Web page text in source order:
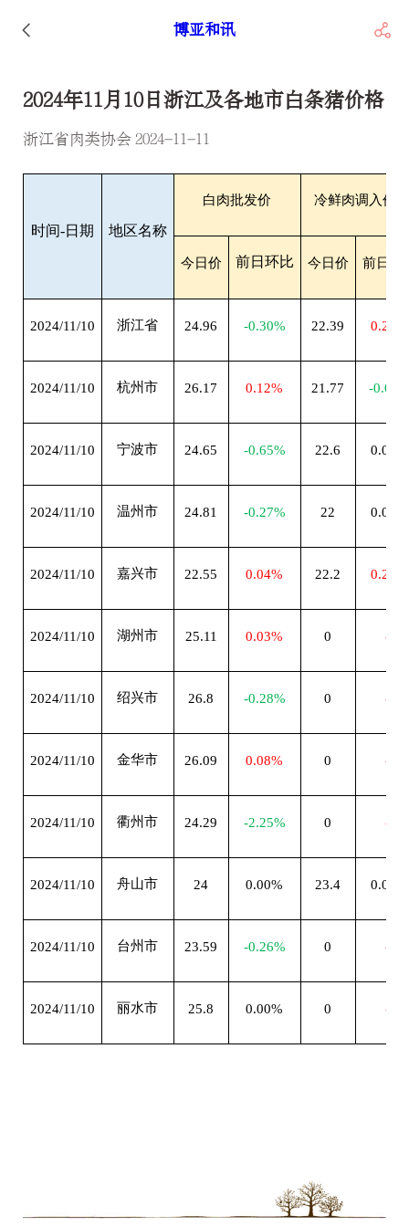
博亚和讯
2024年11月10日浙江及各地市白条猪价格
浙江省肉类协会 2024-11-11
时间-日期 地区名称
白肉批发价 冷鲜肉调入价
今日价 前日环比 今日价 前日环
2024/11/10 浙江省 24.96 -0.30% 22.39 0.21%
2024/11/10 杭州市 26.17 0.12% 21.77 -
2024/11/10 宁波市 24.65 -0.65% 22.6 0.00%
2024/11/10 温州市 24.81 -0.27% 22 0.00%
2024/11/10 嘉兴市 22.55 0.04% 22.2 0.23%
2024/11/10 湖州市 25.11 0.03% 0 --
2024/11/10 绍兴市 26.8 -0.28% 0 --
2024/11/10 金华市 26.09 0.08% 0 --
2024/11/10 衢州市 24.29 -2.25% 0 --
2024/11/10 舟山市 24 0.00% 23.4 0.00%
2024/11/10 台州市 23.59 -0.26% 0 --
2024/11/10 丽水市 25.8 0.00% 0 --